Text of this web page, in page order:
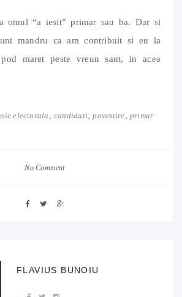
omul “a iesit” primar sau ba. Dar si
mandru ca am contribuit si eu la
maret peste vreun sant, in acea
electorala candidati ,povestire primar
No Comment
FLAVIUS BUNOIU